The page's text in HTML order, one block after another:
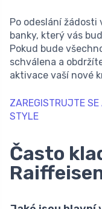
Po odeslání
banky, který vás
Pokud bude
schválena a
aktivace vaší nové
ZAREGISTRUJTE
STYLE
Často